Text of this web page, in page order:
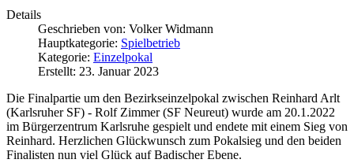
Details
Geschrieben von: Volker Widmann
Hauptkategorie: Spielbetrieb
Kategorie: Einzelpokal
Erstellt: 23. Januar 2023
Die Finalpartie um den Bezirkseinzelpokal zwischen Reinhard Arlt
(Karlsruher SF) - Rolf Zimmer (SF Neureut) wurde am 20.1.2022
im Bürgerzentrum Karlsruhe gespielt und endete mit einem Sieg von
Reinhard. Herzlichen Glückwunsch zum Pokalsieg und den beiden
Finalisten nun viel Glück auf Badischer Ebene.